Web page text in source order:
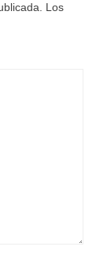
Los